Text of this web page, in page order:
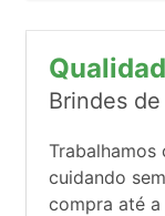
Brindes
cuidando
compra até a